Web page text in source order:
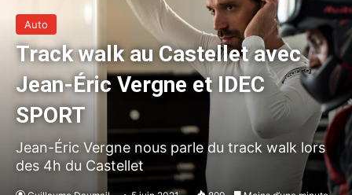
Auto
Track walk au Castellet avec
Jean-Éric Vergne et IDEC
SPORT
Jean-Éric Vergne nous parle du track walk lors
des 4h du Castellet